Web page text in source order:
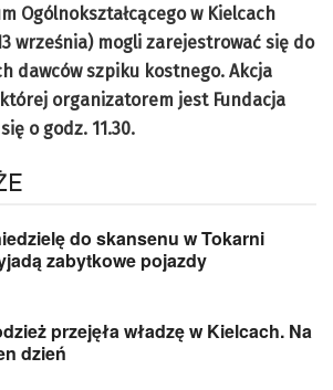
Ogólnokształcącego w Kielcach
września) mogli zarejestrować się do
dawców szpiku kostnego. Akcja
organizatorem jest Fundacja
o godz. 11.30.
do skansenu w Tokarni
zabytkowe pojazdy
przejęła władzę w Kielcach. Na
dzień